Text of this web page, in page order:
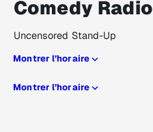
Comedy Radio
Uncensored Stand-Up
Montrer l’horaire
Montrer l’horaire